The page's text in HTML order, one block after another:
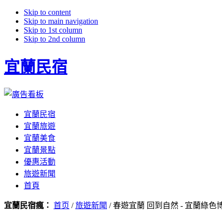
Skip to content
Skip to main navigation
Skip to 1st column
Skip to 2nd column
宜蘭民宿
宜蘭民宿
宜蘭旅遊
宜蘭美食
宜蘭景點
優惠活動
旅遊新聞
首頁
宜蘭民宿瘋： 首页 /旅遊新聞 / 春遊宜蘭 回到自然 - 宜蘭綠色